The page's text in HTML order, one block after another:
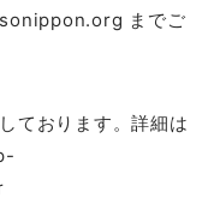
までご
ております。詳細は